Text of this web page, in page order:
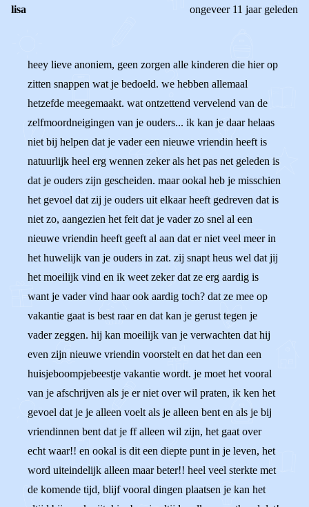
lisa ongeveer 11 jaar geleden
heey lieve anoniem, geen zorgen alle kinderen die hier op
zitten snappen wat je bedoeld. we hebben allemaal
hetzefde meegemaakt. wat ontzettend vervelend van de
zelfmoordneigingen van je ouders... ik kan je daar helaas
niet bij helpen dat je vader een nieuwe vriendin heeft is
natuurlijk heel erg wennen zeker als het pas net geleden is
dat je ouders zijn gescheiden. maar ookal heb je misschien
het gevoel dat zij je ouders uit elkaar heeft gedreven dat is
niet zo, aangezien het feit dat je vader zo snel al een
nieuwe vriendin heeft geeft al aan dat er niet veel meer in
het huwelijk van je ouders in zat. zij snapt heus wel dat jij
het moeilijk vind en ik weet zeker dat ze erg aardig is
want je vader vind haar ook aardig toch? dat ze mee op
vakantie gaat is best raar en dat kan je gerust tegen je
vader zeggen. hij kan moeilijk van je verwachten dat hij
even zijn nieuwe vriendin voorstelt en dat het dan een
huisjeboompjebeestje vakantie wordt. je moet het vooral
van je afschrijven als je er niet over wil praten, ik ken het
gevoel dat je je alleen voelt als je alleen bent en als je bij
vriendinnen bent dat je ff alleen wil zijn, het gaat over
echt waar!! en ookal is dit een diepte punt in je leven, het
word uiteindelijk alleen maar beter!! heel veel sterkte met
de komende tijd, blijf vooral dingen plaatsen je kan het